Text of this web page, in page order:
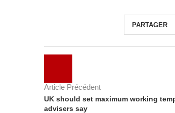
PARTAGER
Article Précédent
UK should set maximum working
advisers say